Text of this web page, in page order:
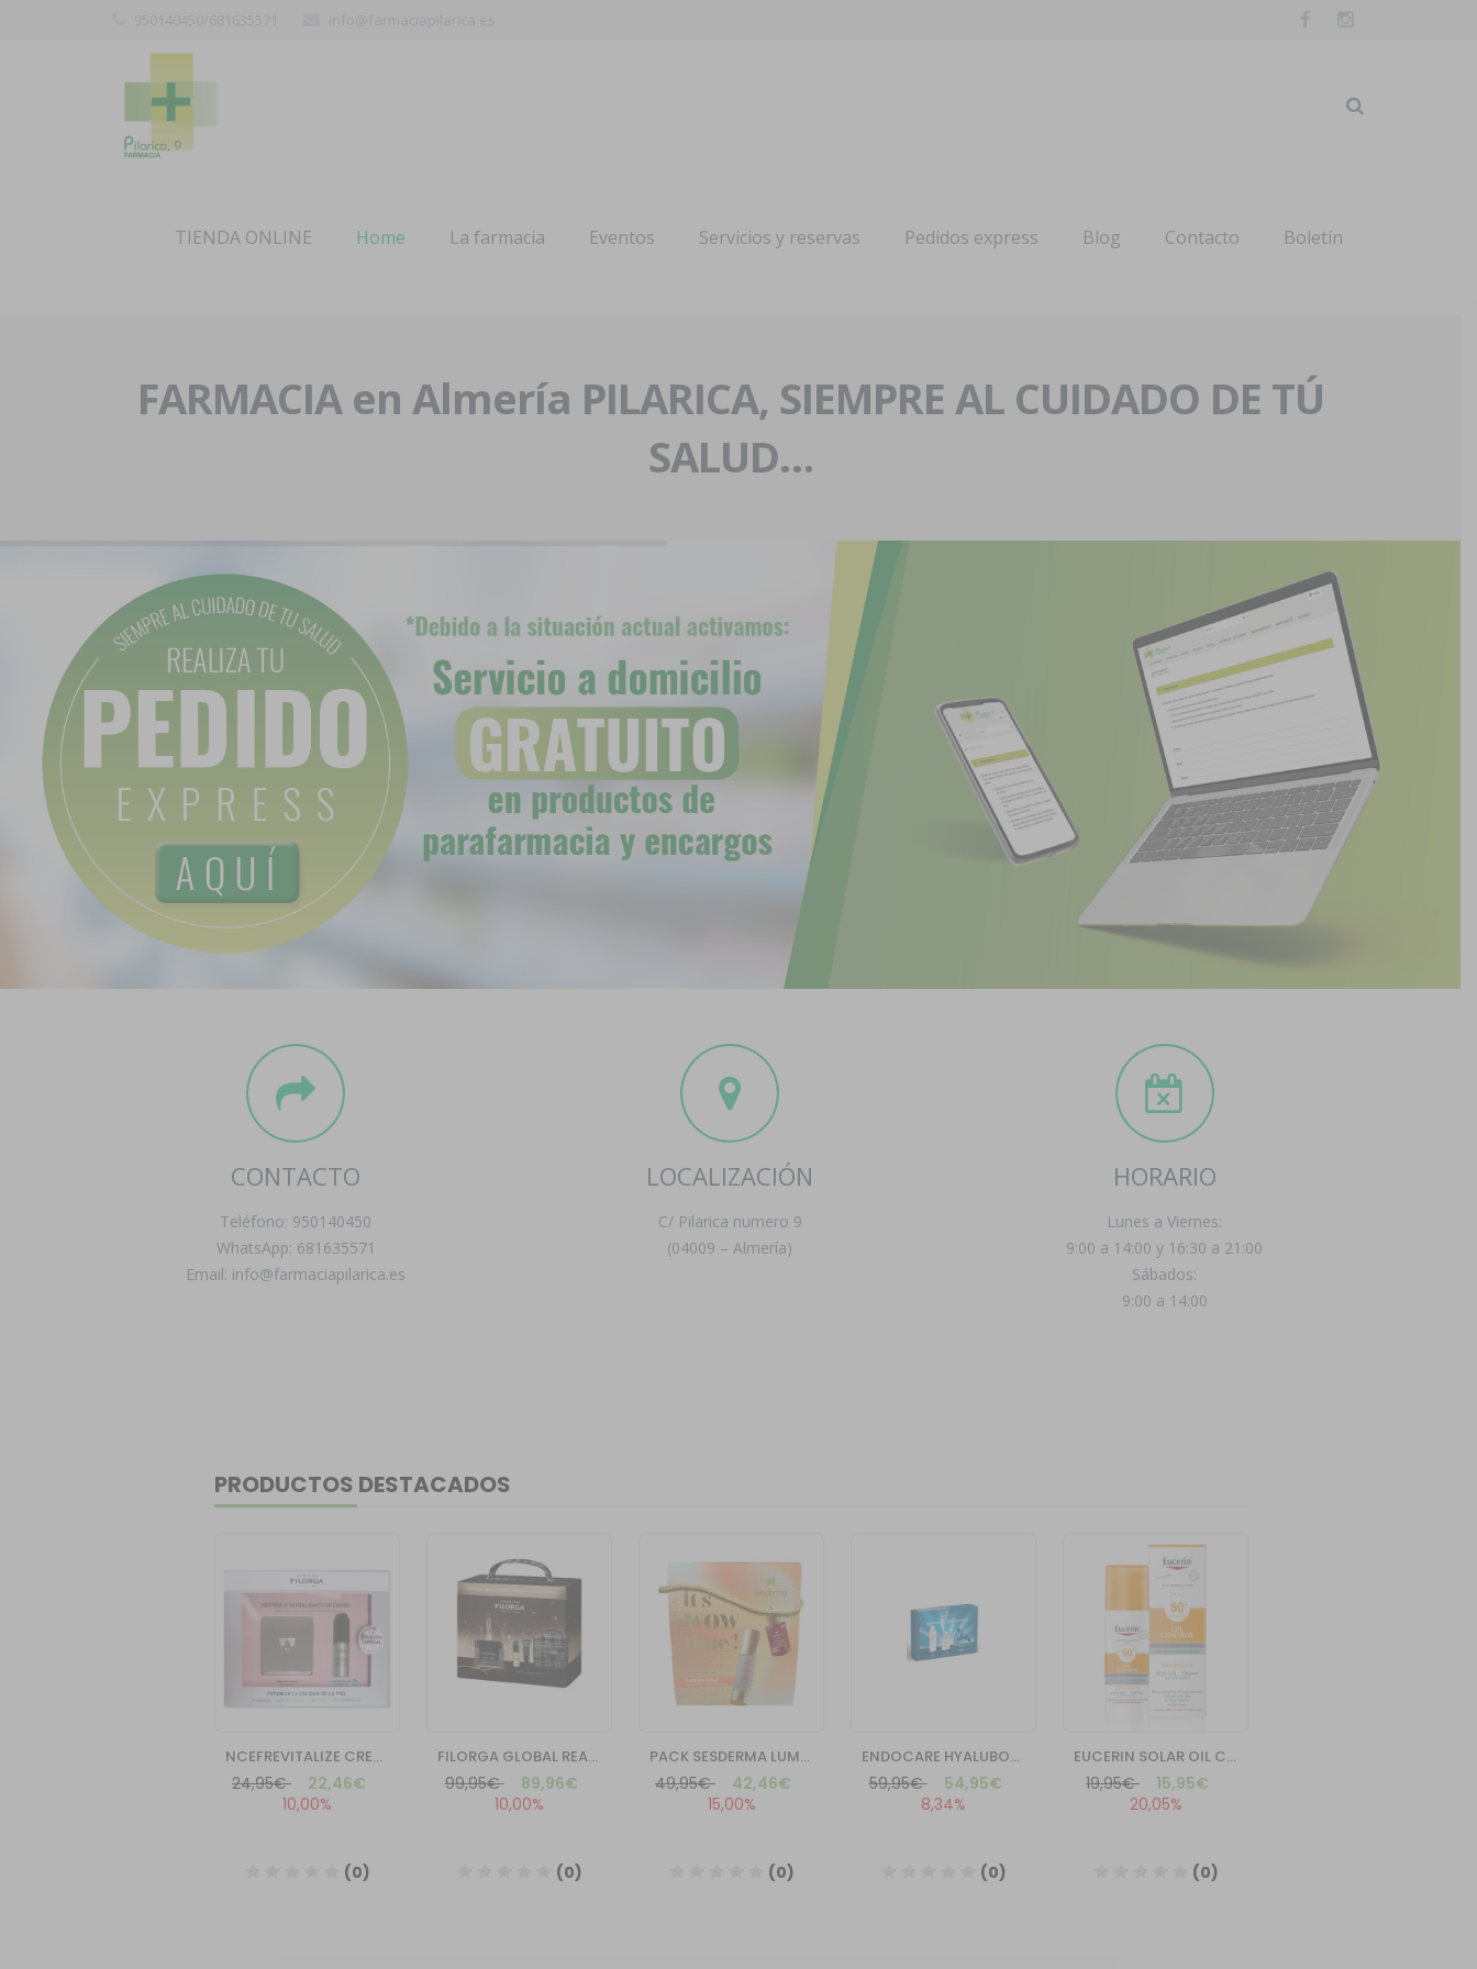
TIENDA ONLINE Home La farmacia Eventos Servicios y reservas Pedidos express Blog Contacto Boletín
FARMACIA en Almería PILARICA, SIEMPRE AL CUIDADO DE TÚ
SALUD…
CONTACTO
Teléfono: 950140450
WhatsApp: 681635571
Email: info@farmaciapilarica.es
LOCALIZACIÓN
C/ Pilarica numero 9
(04009 – Almería)
HORARIO
Lunes a Viernes:
9:00 a 14:00 y 16:30 a 21:00
Sábados:
9:00 a 14:00